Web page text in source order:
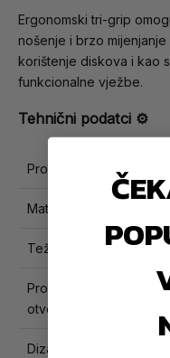
Ergonomski tri-grip
nošenje i brzo
korištenje diskova i kao
funkcionalne vježbe.
Tehnični podatci ⚙️
Proizvod Toorx
Materijal
Težine 1.25 /
Promjer
otvora
Dizajn